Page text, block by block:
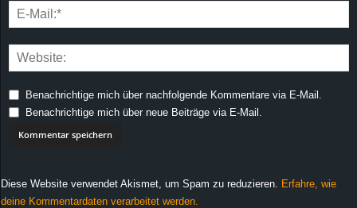
Benachrichtige mich über nachfolgende Kommentare via E-Mail.
Benachrichtige mich über neue Beiträge via E-Mail.
Diese Website verwendet Akismet, um Spam zu reduzieren.
Erfahre, wie
deine Kommentardaten verarbeitet werden.